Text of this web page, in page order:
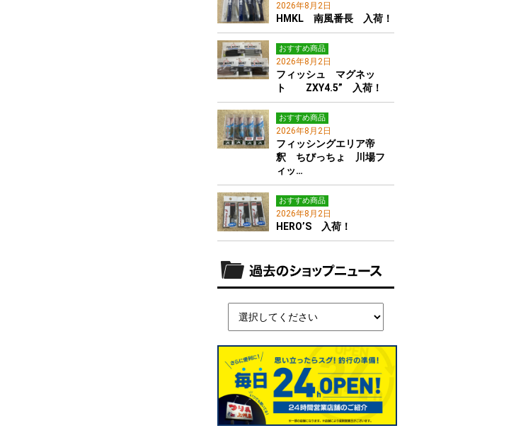
2026年8月2日
HMKL 南風番長 入荷！
おすすめ商品
2026年8月2日
フィッシュ マグネッ
ト ZXY4.5” 入荷！
おすすめ商品
2026年8月2日
フィッシングエリア帝
釈 ちびっちょ 川場フ
ィッ…
おすすめ商品
2026年8月2日
HERO’S 入荷！